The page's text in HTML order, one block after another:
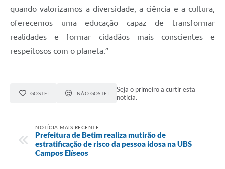
quando valorizamos a diversidade, a ciência e a cultura,
oferecemos uma educação capaz de transformar
realidades e formar cidadãos mais conscientes e
respeitosos com o planeta.”
GOSTEI NÃO GOSTEI
Seja o primeiro a curtir esta
notícia.
NOTÍCIA MAIS RECENTE
Prefeitura de Betim realiza mutirão de
estratificação de risco da pessoa idosa na UBS
Campos Elíseos